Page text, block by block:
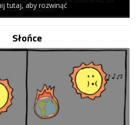
tutaj, aby rozwinąć
Słońce